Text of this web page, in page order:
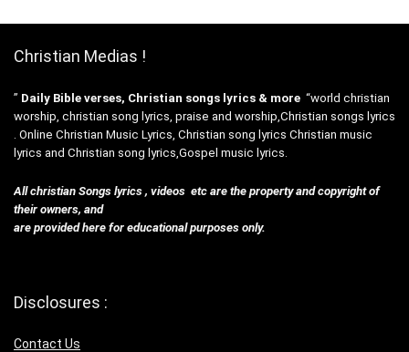
Christian Medias !
” Daily Bible verses, Christian songs lyrics & more “world christian
worship, christian song lyrics, praise and worship,Christian songs lyrics
. Online Christian Music Lyrics, Christian song lyrics Christian music
lyrics and Christian song lyrics,Gospel music lyrics.
All christian Songs lyrics , videos etc are the property and copyright of
their owners, and
are provided here for educational purposes only.
Disclosures :
Contact Us